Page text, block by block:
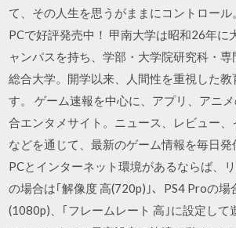
て、その人生を思うがままにコントロール
PCで好評発売中！ 甲南大学は昭和26年に
ャンパスを持ち、学部・大学院研究科・
総合大学。開学以来、人間性を重視した教
す。 ゲーム速報を中心に、アプリ、アニ
合エンタメサイト。ニュース、レビュー
などを通じて、最新のゲーム情報を毎日発
PCとインターネット環境があるならば、
の場合は｢解像度 高(720p)｣、PS4 Proの場
(1080p)、｢フレームレート 高｣に設定して